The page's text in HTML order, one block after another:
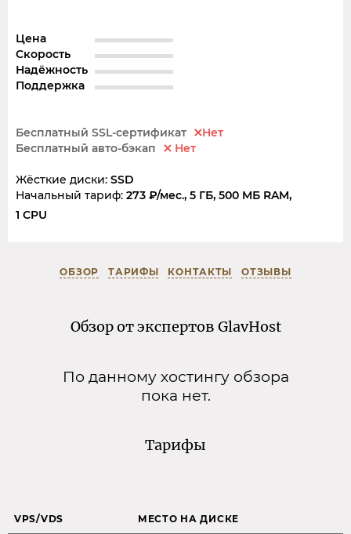
Цена
Скорость
Надёжность
Поддержка
Бесплатный SSL-сертификат
Нет
Бесплатный авто-бэкап
Нет
Жёсткие диски: SSD
Начальный тариф: 273 ₽/мес., 5 ГБ, 500 MБ RAM,
1 CPU
ОБЗОР ТАРИФЫ КОНТАКТЫ ОТЗЫВЫ
Обзор от экспертов GlavHost
По данному хостингу обзора
пока нет.
Тарифы
VPS/VDS МЕСТО НА ДИСКЕ